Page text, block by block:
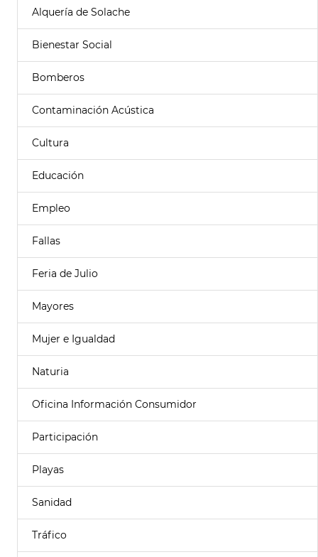
Alquería de Solache
Bienestar Social
Bomberos
Contaminación Acústica
Cultura
Educación
Empleo
Fallas
Feria de Julio
Mayores
Mujer e Igualdad
Naturia
Oficina Información Consumidor
Participación
Playas
Sanidad
Tráfico